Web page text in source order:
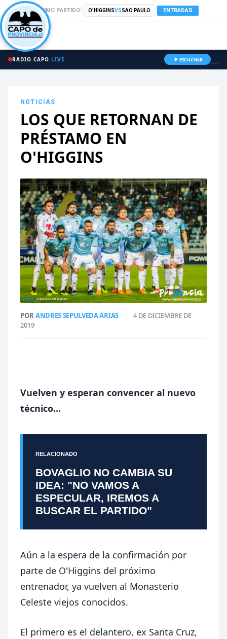
PRÓXIMO PARTIDO: O'HIGGINSVSSAO PAULO ENTRADAS
RADIO CAPO LIVE ESCUCHAR
NOTICIAS
LOS QUE RETORNAN DE
PRÉSTAMO EN
O'HIGGINS
PORANDRES SEPULVEDA ARIAS |
4 DE DICIEMBRE DE
2019
Vuelven y esperan convencer al nuevo
técnico...
RELACIONADO
BOVAGLIO NO CAMBIA SU
IDEA: "NO VAMOS A
ESPECULAR, IREMOS A
BUSCAR EL PARTIDO"
Aún a la espera de la confirmación por
parte de O'Higgins del próximo
entrenador, ya vuelven al Monasterio
Celeste viejos conocidos.
El primero es el delantero, ex Santa Cruz,